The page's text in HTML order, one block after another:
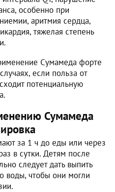
особенно при
аритмия сердца,
тяжелая степень
Сумамеда форте
если польза от
потенциальную
Сумамеда
за 1 ч до еды или через
в сутки. Детям после
следует дать выпить
воды, чтобы они могли